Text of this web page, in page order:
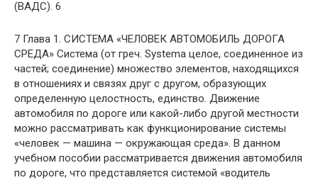
(ВАДС). 6
7 Глава 1. СИСТЕМА «ЧЕЛОВЕК АВТОМОБИЛЬ ДОРОГА
СРЕДА» Система (от греч. Systema целое, соединенное из
частей; соединение) множество элементов, находящихся
в отношениях и связях друг с другом, образующих
определенную целостность, единство. Движение
автомобиля по дороге или какой-либо другой местности
можно рассматривать как функционирование системы
«человек — машина — окружающая среда». В данном
учебном пособии рассматривается движения автомобиля
по дороге, что представляется системой «водитель